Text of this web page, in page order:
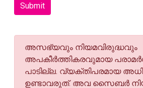
Submit
അസഭ്യവും നിയമവിരുദ്ധവും
അപകീര്‍ത്തികരവുമായ
പാടില്ല. വ്യക്തിപരമായ
ഉണ്ടാവരുത്. അവ സൈബര്‍